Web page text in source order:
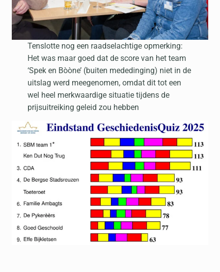
Tenslotte nog een raadselachtige opmerking:
Het was maar goed dat de score van het team
‘Spek en Bòòne’ (buiten mededinging) niet in de
uitslag werd meegenomen, omdat dit tot een
wel heel merkwaardige situatie tijdens de
prijsuitreiking geleid zou hebben